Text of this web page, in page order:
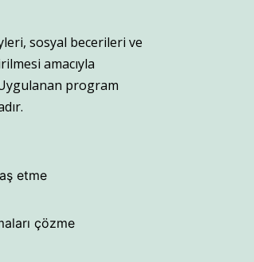
sosyal becerileri ve
amacıyla
program
etme
çözme